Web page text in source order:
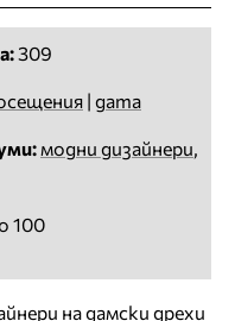
309
| дата
модни дизайнери,
100
на дамски дрехи